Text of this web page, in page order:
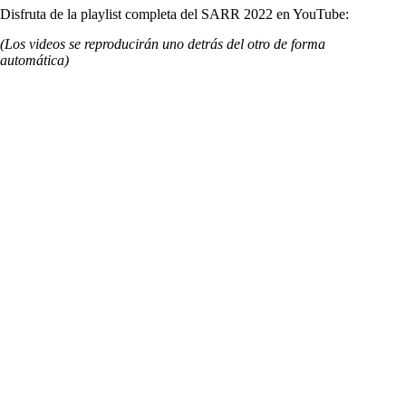
Disfruta de la playlist completa del SARR 2022 en YouTube:
(Los videos se reproducirán uno detrás del otro de forma
automática)